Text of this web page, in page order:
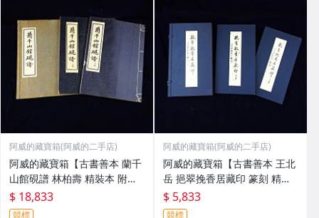
阿威的藏寶箱(阿威的二手店)
阿威的藏寶箱【古書善本 蘭千
山館硯譜 林柏壽 精裝本 附原
裝錦 盒及上下兩卷 五十六年初
版上册(免運費) 硯台】品相優
$ 18,833
競標
阿威的藏寶箱(阿威的二手店)
阿威的藏寶箱【古書善本 王北
岳 挹翠挽香居藏印 篆刻 精裝
本 附原裝錦盒及上下兩卷 八十
四年初版 書籍】品相優 值得收
$ 5,833
競標